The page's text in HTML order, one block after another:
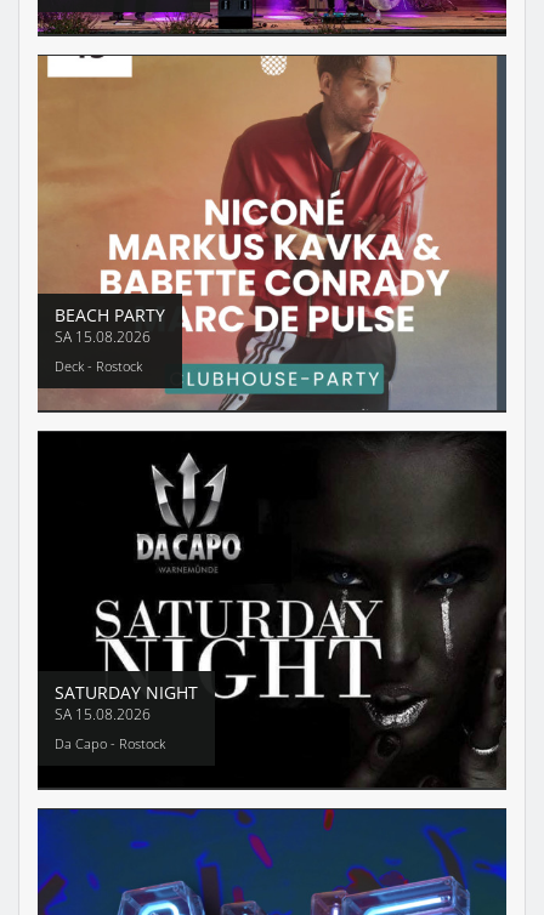
BEACH PARTY
SA 15.08.2026
Deck - Rostock
SATURDAY NIGHT
SA 15.08.2026
Da Capo - Rostock